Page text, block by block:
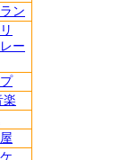
ン
ー
楽